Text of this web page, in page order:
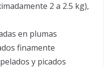
2 a 2.5 kg),
en plumas
finamente
y picados